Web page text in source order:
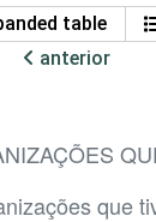
table
anterior
que